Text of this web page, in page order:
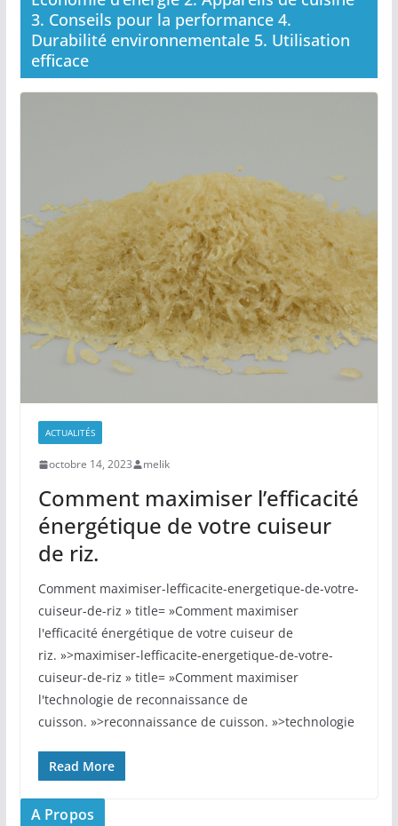
3. Conseils pour la performance 4.
Durabilité environnementale 5. Utilisation
efficace
ACTUALITÉS
octobre 14, 2023 melik
Comment maximiser l’efficacité
énergétique de votre cuiseur
de riz.
Comment maximiser-lefficacite-energetique-de-votre-
cuiseur-de-riz » title= »Comment maximiser
l'efficacité énergétique de votre cuiseur de
riz. »>maximiser-lefficacite-energetique-de-votre-
cuiseur-de-riz » title= »Comment maximiser
l'technologie de reconnaissance de
cuisson. »>reconnaissance de cuisson. »>technologie
Read More
A Propos